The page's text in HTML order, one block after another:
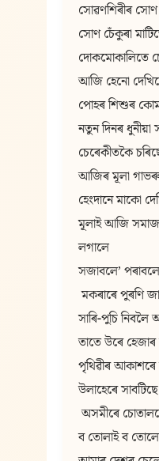
সোৱণশিৰীৰ সোণ
সোণ চেঁকুৰা
দোকমোকালিতে
আজি হেনো
পোহৰ শিশুৰ
নতুন দিনৰ
চেৰেকীতকৈ
আজিৰ মূলা
হেংদানে মাকো
মূলাই আজি সমাজ
লগালে
সজাবলে’
মকৰাৰে পুৰণি
সাৰি-পুচি নিবলৈ
তাতে উৰে
পৃথিৱীৰ
উলাহেৰে
অসমীৰে
ব তোলাই ব তোলে